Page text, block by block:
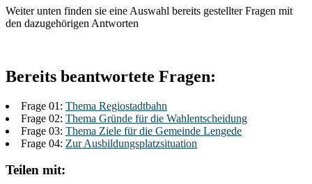
Weiter unten finden sie eine Auswahl bereits gestellter Fragen mit
den dazugehörigen Antworten
Bereits beantwortete Fragen:
Frage 01: Thema Regiostadtbahn
Frage 02: Thema Gründe für die Wahlentscheidung
Frage 03: Thema Ziele für die Gemeinde Lengede
Frage 04: Zur Ausbildungsplatzsituation
Teilen mit: